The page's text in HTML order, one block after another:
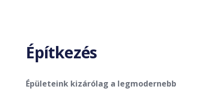
Építkezés
Épületeink kizárólag a legmodernebb